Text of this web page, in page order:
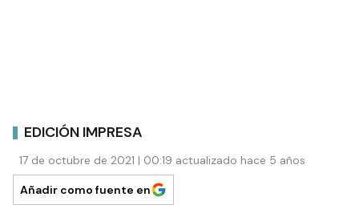
EDICIÓN IMPRESA
17 de octubre de 2021 | 00:19 actualizado hace 5 años
Añadir como fuente en